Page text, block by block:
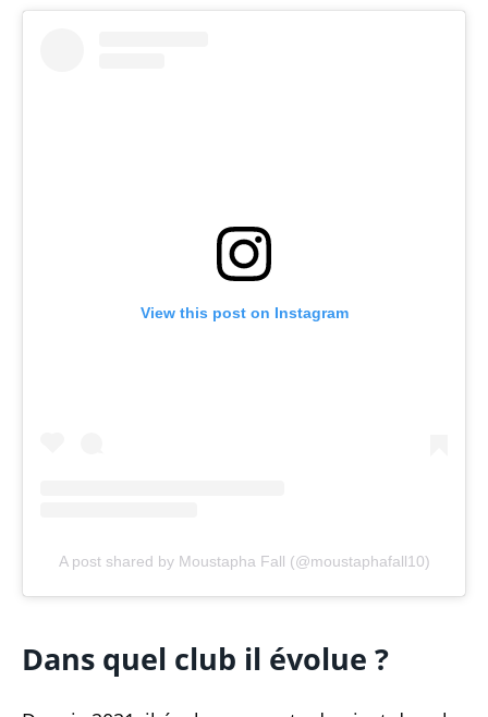
View this post on Instagram
A post shared by Moustapha Fall (@moustaphafall10)
Dans quel club il évolue ?